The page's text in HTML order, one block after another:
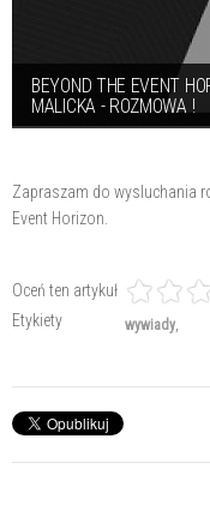
BEYOND THE EVENT
MALICKA - ROZMOWA !
Zapraszam do wysluchania
Event Horizon.
Oceń ten artykuł
Etykiety wywiady